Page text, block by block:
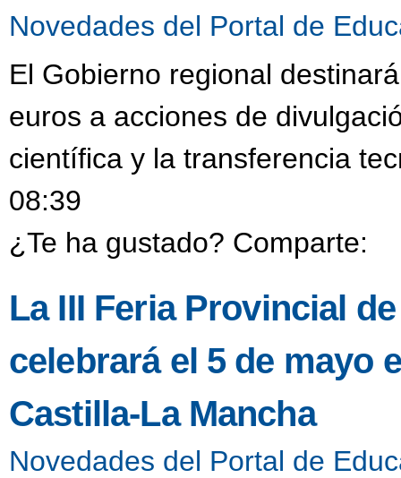
Novedades del Portal de
El Gobierno regional
euros a acciones de
científica y la transferencia
08:39
¿Te ha gustado? Comparte:
La III Feria Provincial
celebrará el 5 de mayo
Castilla-La Mancha
Novedades del Portal de